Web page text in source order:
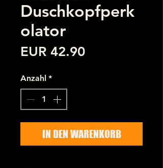
Duschkopfperk
olator
EUR 42.90Preis
Anzahl *
IN DEN WARENKORB